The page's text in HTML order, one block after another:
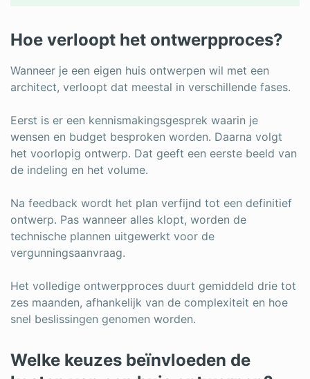
Hoe verloopt het ontwerpproces?
Wanneer je een eigen huis ontwerpen wil met een
architect, verloopt dat meestal in verschillende fases.
Eerst is er een kennismakingsgesprek waarin je
wensen en budget besproken worden. Daarna volgt
het voorlopig ontwerp. Dat geeft een eerste beeld van
de indeling en het volume.
Na feedback wordt het plan verfijnd tot een definitief
ontwerp. Pas wanneer alles klopt, worden de
technische plannen uitgewerkt voor de
vergunningsaanvraag.
Het volledige ontwerpproces duurt gemiddeld drie tot
zes maanden, afhankelijk van de complexiteit en hoe
snel beslissingen genomen worden.
Welke keuzes beïnvloeden de